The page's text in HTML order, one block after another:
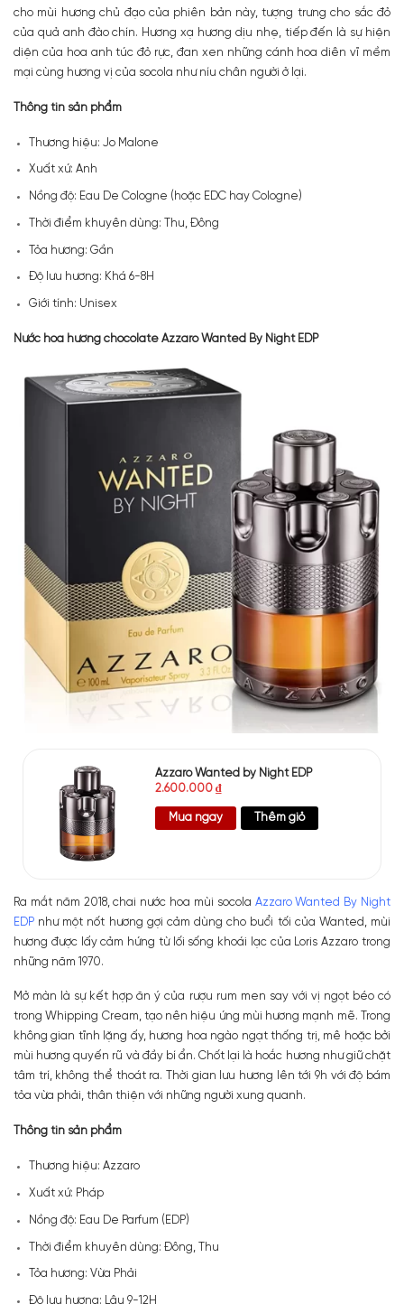
cho mùi hương chủ đạo của phiên bản này, tượng trưng cho sắc đỏ
của quả anh đào chín. Hương xạ hương dịu nhẹ, tiếp đến là sự hiện
diện của hoa anh túc đỏ rực, đan xen những cánh hoa diên vĩ mềm
mại cùng hương vị của socola như níu chân người ở lại.
Thông tin sản phẩm
Thương hiệu: Jo Malone
Xuất xứ: Anh
Nồng độ: Eau De Cologne (hoặc EDC hay Cologne)
Thời điểm khuyên dùng: Thu, Đông
Tỏa hương: Gần
Độ lưu hương: Khá 6-8H
Giới tính: Unisex
Nước hoa hương chocolate Azzaro Wanted By Night EDP
Azzaro Wanted by Night EDP
2.600.000₫
Mua ngay Thêm giỏ
Ra mắt năm 2018, chai nước hoa mùi socola Azzaro Wanted By Night
EDP như một nốt hương gợi cảm dùng cho buổi tối của Wanted, mùi
hương được lấy cảm hứng từ lối sống khoái lạc của Loris Azzaro trong
những năm 1970.
Mở màn là sự kết hợp ăn ý của rượu rum men say với vị ngọt béo có
trong Whipping Cream, tạo nên hiệu ứng mùi hương mạnh mẽ. Trong
không gian tĩnh lặng ấy, hương hoa ngào ngạt thống trị, mê hoặc bởi
mùi hương quyến rũ và đầy bí ẩn. Chốt lại là hoắc hương như giữ chặt
tâm trí, không thể thoát ra. Thời gian lưu hương lên tới 9h với độ bám
tỏa vừa phải, thân thiện với những người xung quanh.
Thông tin sản phẩm
Thương hiệu: Azzaro
Xuất xứ: Pháp
Nồng độ: Eau De Parfum (EDP)
Thời điểm khuyên dùng: Đông, Thu
Tỏa hương: Vừa Phải
Độ lưu hương: Lâu 9-12H